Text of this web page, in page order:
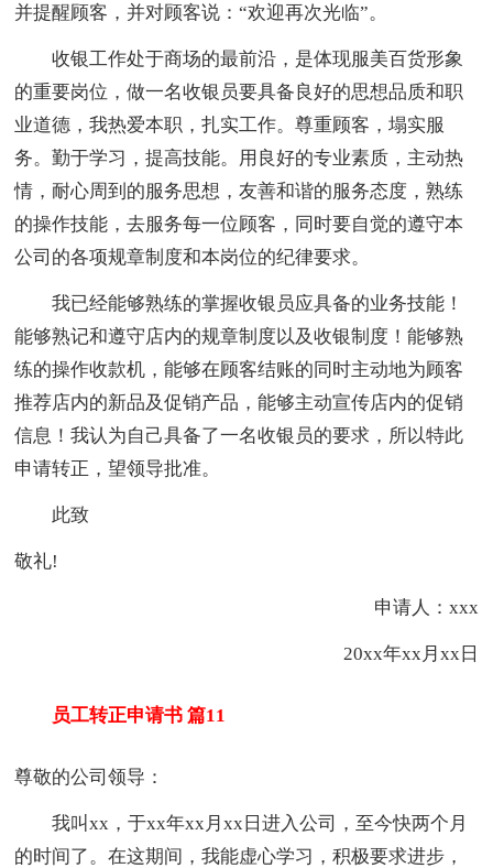
并提醒顾客，并对顾客说：“欢迎再次光临”。
收银工作处于商场的最前沿，是体现服美百货形象
的重要岗位，做一名收银员要具备良好的思想品质和职
业道德，我热爱本职，扎实工作。尊重顾客，塌实服
务。勤于学习，提高技能。用良好的专业素质，主动热
情，耐心周到的服务思想，友善和谐的服务态度，熟练
的操作技能，去服务每一位顾客，同时要自觉的遵守本
公司的各项规章制度和本岗位的纪律要求。
我已经能够熟练的掌握收银员应具备的业务技能！
能够熟记和遵守店内的规章制度以及收银制度！能够熟
练的操作收款机，能够在顾客结账的同时主动地为顾客
推荐店内的新品及促销产品，能够主动宣传店内的促销
信息！我认为自己具备了一名收银员的要求，所以特此
申请转正，望领导批准。
此致
敬礼!
申请人：xxx
20xx年xx月xx日
员工转正申请书 篇11
尊敬的公司领导：
我叫xx，于xx年xx月xx日进入公司，至今快两个月
的时间了。在这期间，我能虚心学习，积极要求进步，